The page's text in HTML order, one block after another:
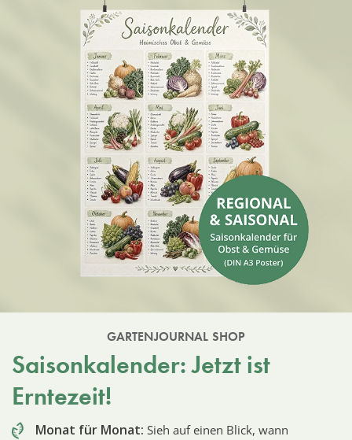
GARTENJOURNAL SHOP
Saisonkalender: Jetzt ist
Erntezeit!
Monat für Monat: Sieh auf einen Blick, wann